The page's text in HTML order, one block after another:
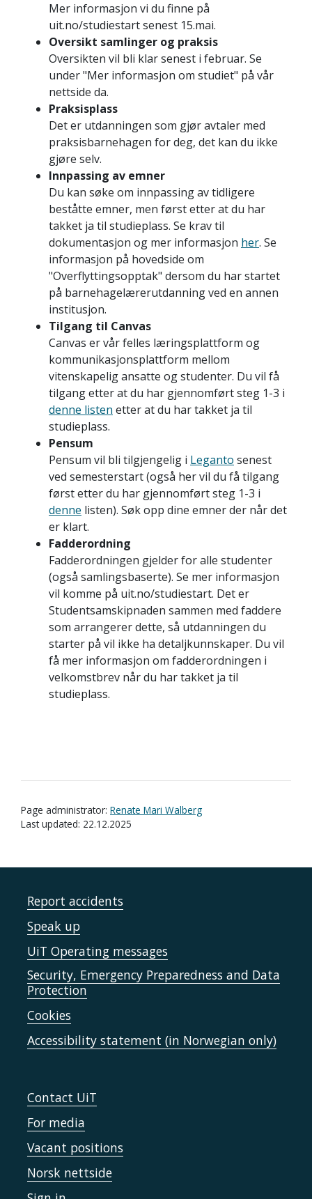
Mer informasjon vi du finne på
uit.no/studiestart senest 15.mai.
Oversikt samlinger og praksis
Oversikten vil bli klar senest i februar. Se
under "Mer informasjon om studiet" på vår
nettside da.
Praksisplass
Det er utdanningen som gjør avtaler med
praksisbarnehagen for deg, det kan du ikke
gjøre selv.
Innpassing av emner
Du kan søke om innpassing av tidligere
beståtte emner, men først etter at du har
takket ja til studieplass. Se krav til
dokumentasjon og mer informasjon her. Se
informasjon på hovedside om
"Overflyttingsopptak" dersom du har startet
på barnehagelærerutdanning ved en annen
institusjon.
Tilgang til Canvas
Canvas er vår felles læringsplattform og
kommunikasjonsplattform mellom
vitenskapelig ansatte og studenter. Du vil få
tilgang etter at du har gjennomført steg 1-3 i
denne listen etter at du har takket ja til
studieplass.
Pensum
Pensum vil bli tilgjengelig i Leganto senest
ved semesterstart (også her vil du få tilgang
først etter du har gjennomført steg 1-3 i
denne listen). Søk opp dine emner der når det
er klart.
Fadderordning
Fadderordningen gjelder for alle studenter
(også samlingsbaserte). Se mer informasjon
vil komme på uit.no/studiestart. Det er
Studentsamskipnaden sammen med faddere
som arrangerer dette, så utdanningen du
starter på vil ikke ha detaljkunnskaper. Du vil
få mer informasjon om fadderordningen i
velkomstbrev når du har takket ja til
studieplass.
Page administrator: Renate Mari Walberg
Last updated: 22.12.2025
Report accidents
Speak up
UiT Operating messages
Security, Emergency Preparedness and Data
Protection
Cookies
Accessibility statement (in Norwegian only)
Contact UiT
For media
Vacant positions
Norsk nettside